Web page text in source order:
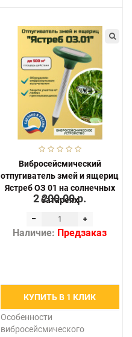
Вибросейсмический
отпугиватель змей и ящериц
Ястреб ОЗ 01 на солнечных
батареях
2 200.00 р.
Наличие: Предзаказ
КУПИТЬ В 1 КЛИК
Особенности
вибросейсмического